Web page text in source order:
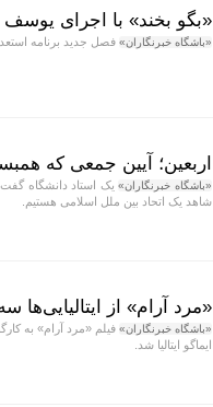
«بگو بخند» با اجرای
«باشگاه خبرنگاران» فصل جدید برنامه
اربعین؛ آیین جمعی که
«باشگاه خبرنگاران»یک استاد دانشگاه
شاهد یک اتحاد بین ملل اسلامی هستیم.
«مرد آرام» از ایتالیایی‌ها
«باشگاه خبرنگاران» فیلم «مرد آرام» به
ایماگو ایتالیا شد.